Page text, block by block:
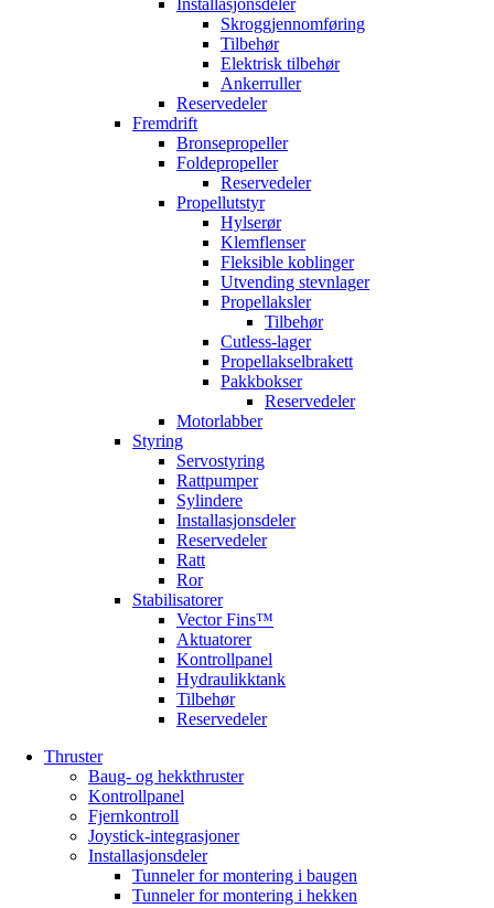
Installasjonsdeler
Skroggjennomføring
Tilbehør
Elektrisk tilbehør
Ankerruller
Reservedeler
Fremdrift
Bronsepropeller
Foldepropeller
Reservedeler
Propellutstyr
Hylserør
Klemflenser
Fleksible koblinger
Utvending stevnlager
Propellaksler
Tilbehør
Cutless-lager
Propellakselbrakett
Pakkbokser
Reservedeler
Motorlabber
Styring
Servostyring
Rattpumper
Sylindere
Installasjonsdeler
Reservedeler
Ratt
Ror
Stabilisatorer
Vector Fins™
Aktuatorer
Kontrollpanel
Hydraulikktank
Tilbehør
Reservedeler
Thruster
Baug- og hekkthruster
Kontrollpanel
Fjernkontroll
Joystick-integrasjoner
Installasjonsdeler
Tunneler for montering i baugen
Tunneler for montering i hekken